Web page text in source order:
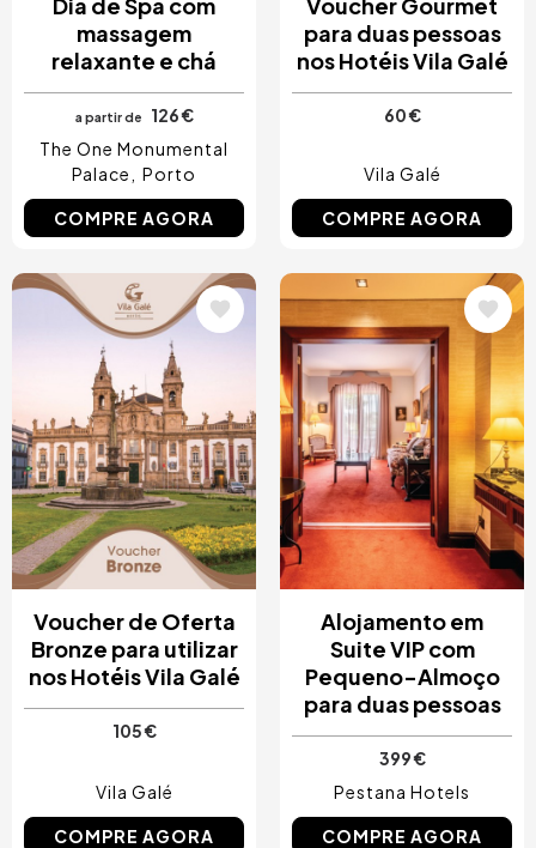
Dia de Spa com
massagem
relaxante e chá
a partir de
126 €
The One Monumental
Palace
Porto
COMPRE AGORA
Voucher Gourmet
para duas pessoas
nos Hotéis Vila Galé
60 €
Vila Galé
COMPRE AGORA
Imagem
Voucher de Oferta
Bronze para utilizar
nos Hotéis Vila Galé
105 €
Vila Galé
COMPRE AGORA
Imagem
Alojamento em
Suite VIP com
Pequeno-Almoço
para duas pessoas
399 €
Pestana Hotels
COMPRE AGORA